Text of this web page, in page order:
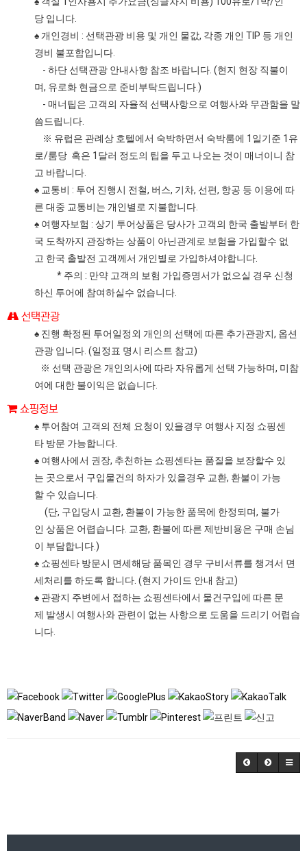
당 입니다.
♠ 개인경비 : 선택관광 비용 및 개인 물값, 각종 개인 TIP 등 개인
경비 불포함입니다.
- 하단 선택관광 안내사항 참조 바랍니다. (현지 현장 직불이
며, 유로화 현금으로 준비부탁드립니다.)
- 매너팁은 고객의 자율적 선택사항으로 여행사와 무관함을 말
씀드립니다.
※ 유럽은 관례상 호텔에서 숙박하면서 숙박룸에 1일기준 1유
로/룸당 혹은 1달러 정도의 팁을 두고 나오는 것이 매너이니 참
고 바랍니다.
♠ 교통비 : 투어 진행시 전철, 버스, 기차, 선편, 항공 등 이용에 따
른 대중 교통비는 개인별로 지불합니다.
♠ 여행자보험 : 상기 투어상품은 당사가 고객의 한국 출발부터 한
국 도착까지 관장하는 상품이 아닌관계로 보험을 가입할수 없
고 한국 출발전 고객께서 개인별로 가입하셔야합니다.
* 주의 : 만약 고객의 보험 가입증명서가 없으실 경우 신청
하신 투어에 참여하실수 없습니다.
선택관광
♠ 진행 확정된 투어일정외 개인의 선택에 따른 추가관광지, 옵션
관광 입니다. (일정표 명시 리스트 참고)
※ 선택 관광은 개인의사에 따라 자유롭게 선택 가능하며, 미참
여에 대한 불이익은 없습니다.
쇼핑정보
♠ 투어참여 고객의 전체 요청이 있을경우 여행사 지정 쇼핑센
타 방문 가능합니다.
♠ 여행사에서 권장, 추천하는 쇼핑센타는 품질을 보장할수 있
는 곳으로서 구입물건의 하자가 있을경우 교환, 환불이 가능
할 수 있습니다.
(단, 구입당시 교환, 환불이 가능한 품목에 한정되며, 불가
인 상품은 어렵습니다. 교환, 환불에 따른 제반비용은 구매 손님
이 부담합니다.)
♠ 쇼핑센타 방문시 면세해당 품목인 경우 구비서류를 챙겨서 면
세처리를 하도록 합니다. (현지 가이드 안내 참고)
♠ 관광지 주변에서 접하는 쇼핑센타에서 물건구입에 따른 문
제 발생시 여행사와 관련이 없는 사항으로 도움을 드리기 어렵습
니다.